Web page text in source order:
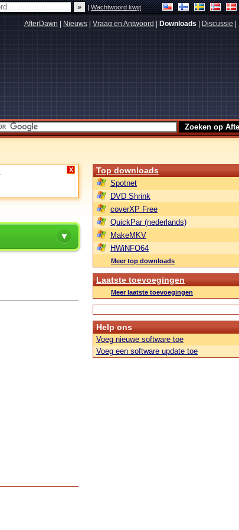
|Wachtwoord kwijt
AfterDawn Nieuws Vraag en Antwoord Downloads Discussie
X Top downloads
Spotnet
DVD Shrink
coverXP Free
QuickPar (nederlands)
MakeMKV
HWiNFO64
Meer top downloads
Laatste toevoegingen
Meer laatste toevoegingen
Help ons
Voeg nieuwe software toe
Voeg een software update toe